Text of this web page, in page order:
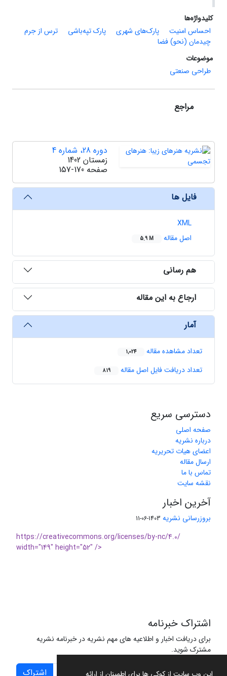
کلیدواژه‌ها
احساس امنیت
پارک‌های شهری پارک تپه‌باشی
ترس از جرم
چیدمان (نحو) فضا
موضوعات
طراحی صنعتی
مراجع
دوره 28، شماره 4
زمستان 1402
صفحه 157-170
فایل ها
XML
اصل مقاله
5.9 M
هم رسانی
ارجاع به این مقاله
آمار
تعداد مشاهده مقاله 1,024
تعداد دریافت فایل اصل مقاله 819
دسترسی سریع
صفحه اصلی
درباره نشریه
اعضای هیات تحریریه
ارسال مقاله
تماس با ما
نقشه سایت
آخرین اخبار
بروزرسانی نشریه 1403-06-11
https://creativecommons.org/licenses/by-nc/4.0/
width="149" height="52" />
اشتراک خبرنامه
برای دریافت اخبار و اطلاعیه های مهم نشریه در خبرنامه نشریه
مشترک شوید.
اشتراک